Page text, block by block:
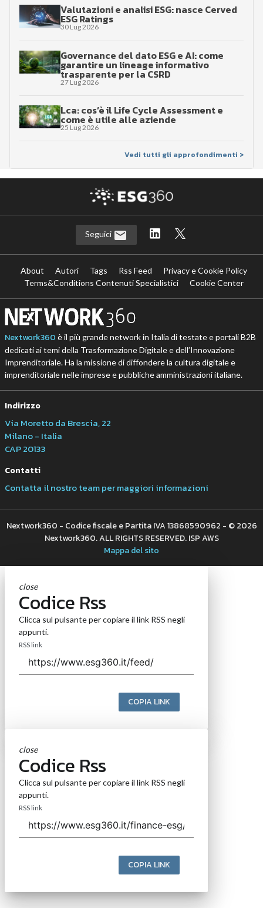
Valutazioni e analisi ESG: nasce Cerved
ESG Ratings
30 Lug 2026
Governance del dato ESG e AI: come
garantire un lineage informativo
trasparente per la CSRD
27 Lug 2026
Lca: cos’è il Life Cycle Assessment e
come è utile alle aziende
25 Lug 2026
Vedi tutti gli approfondimenti >
Seguici
About Autori Tags Rss Feed
Privacy e Cookie Policy
Terms&Conditions Contenuti Specialistici
Cookie Center
Nextwork360 è il più grande network in Italia di testate e portali B2B
dedicati ai temi della Trasformazione Digitale e dell’Innovazione
Imprenditoriale. Ha la missione di diffondere la cultura digitale e
imprenditoriale nelle imprese e pubbliche amministrazioni italiane.
Indirizzo
Via Moretto da Brescia, 22
Milano - Italia
CAP 20133
Contatti
Contatta il nostro team per maggiori informazioni
Nextwork360 - Codice fiscale e Partita IVA 13868590962 - © 2026
Nextwork360. ALL RIGHTS RESERVED. ISP AWS
Mappa del sito
close
Codice Rss
Clicca sul pulsante per copiare il link RSS negli
appunti.
RSS link
COPIA LINK
close
Codice Rss
Clicca sul pulsante per copiare il link RSS negli
appunti.
RSS link
COPIA LINK